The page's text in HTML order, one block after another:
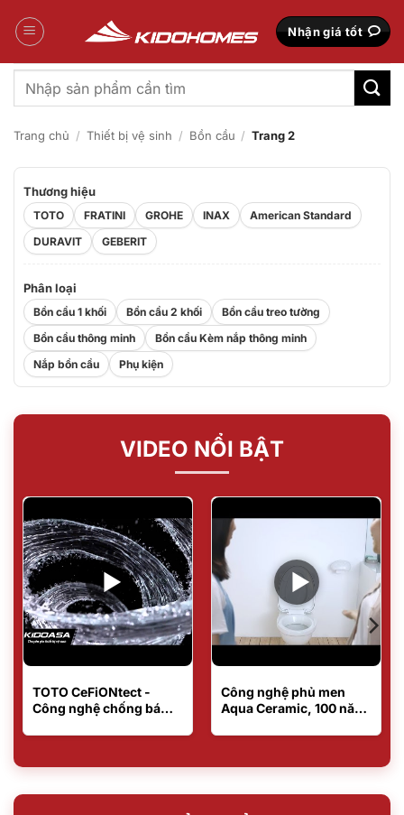
qua
Nhận giá tốt
Tìm
kiếm:
Trang chủ / Thiết bị vệ sinh / Bồn cầu / Trang 2
Thương hiệu
TOTO FRATINI GROHE INAX
American Standard
DURAVIT
GEBERIT
Phân loại
Bồn cầu 1 khối Bồn cầu 2 khối
Bồn cầu treo tường
Bồn cầu thông minh
Bồn cầu Kèm nắp thông minh
Nắp bồn cầu
Phụ kiện
VIDEO NỔI BẬT
TOTO CeFiONtect -
Công nghệ chống bám
Công nghệ phủ men
Aqua Ceramic, 100 năm